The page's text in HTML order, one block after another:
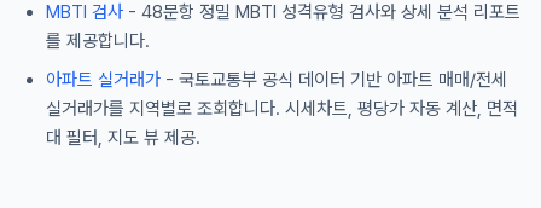
MBTI 검사 - 48문항 정밀 MBTI 성격유형 검사와 상세 분석 리포트
를 제공합니다.
아파트 실거래가 - 국토교통부 공식 데이터 기반 아파트 매매/전세
실거래가를 지역별로 조회합니다. 시세차트, 평당가 자동 계산, 면적
대 필터, 지도 뷰 제공.